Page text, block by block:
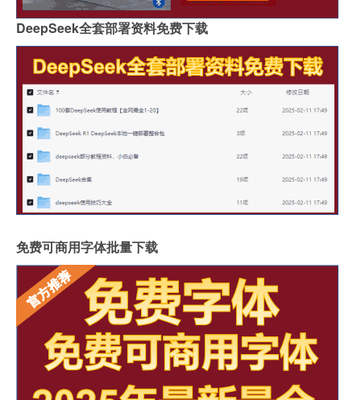
DeepSeek全套部署资料免费下载
免费可商用字体批量下载